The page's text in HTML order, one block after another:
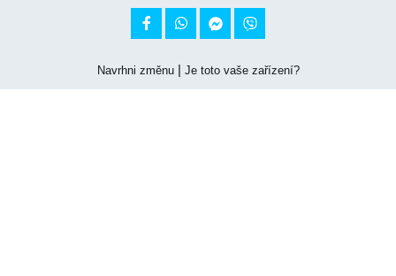
 
Navrhni změnu| Je toto vaše zařízení?